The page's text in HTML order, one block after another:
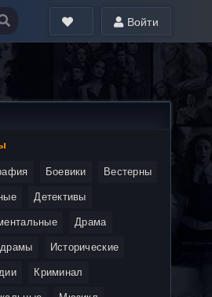
Войти
Боевики Вестерны
Детективы
Драма
Исторические
Криминал